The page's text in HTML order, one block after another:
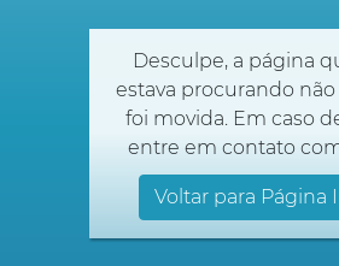
Desculpe, a página
estava procurando não
foi movida. Em caso
entre em contato com
Voltar para Página